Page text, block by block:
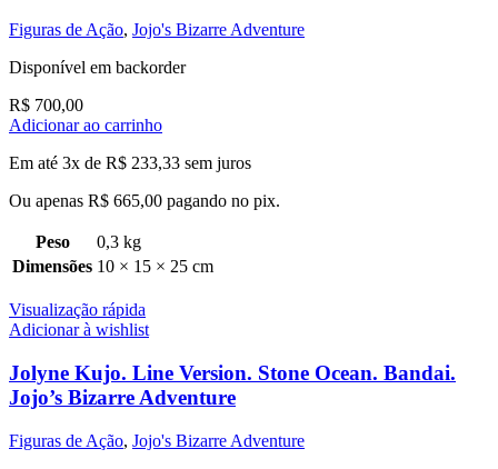
Figuras de Ação, Jojo's Bizarre Adventure
Disponível em backorder
R$ 700,00
Adicionar ao carrinho
Em até 3x de R$ 233,33 sem juros
Ou apenas R$ 665,00 pagando no pix.
Peso
0,3 kg
Dimensões 10 × 15 × 25 cm
Visualização rápida
Adicionar à wishlist
Jolyne Kujo. Line Version. Stone Ocean. Bandai.
Jojo’s Bizarre Adventure
Figuras de Ação, Jojo's Bizarre Adventure